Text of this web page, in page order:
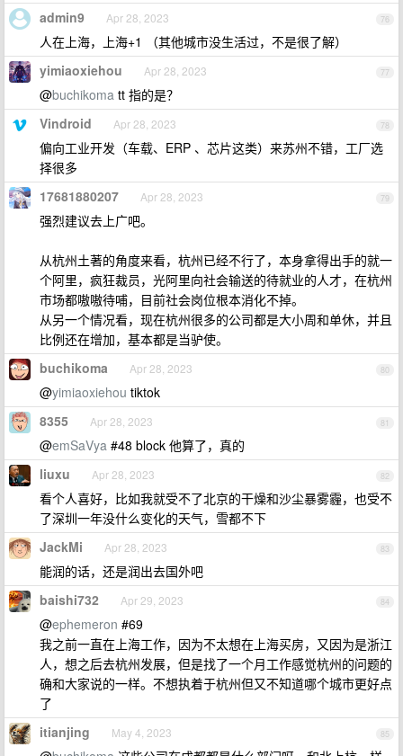
76
admin9 Apr 28, 2023
人在上海，上海+1 （其他城市没生活过，不是很了解）
77
yimiaoxiehou Apr 28, 2023
@buchikoma tt 指的是？
78
Vindroid Apr 28, 2023
偏向工业开发（车载、ERP 、芯片这类）来苏州不错，工厂选
择很多
79
17681880207 Apr 28, 2023
强烈建议去上广吧。
从杭州土著的角度来看，杭州已经不行了，本身拿得出手的就一
个阿里，疯狂裁员，光阿里向社会输送的待就业的人才，在杭州
市场都嗷嗷待哺，目前社会岗位根本消化不掉。
从另一个情况看，现在杭州很多的公司都是大小周和单休，并且
比例还在增加，基本都是当驴使。
80
buchikoma Apr 28, 2023
@yimiaoxiehou tiktok
81
8355 Apr 28, 2023
@emSaVya #48 block 他算了，真的
82
liuxu Apr 28, 2023
看个人喜好，比如我就受不了北京的干燥和沙尘暴雾霾，也受不
了深圳一年没什么变化的天气，雪都不下
83
JackMi Apr 28, 2023
能润的话，还是润出去国外吧
84
baishi732 Apr 29, 2023
@ephemeron #69
我之前一直在上海工作，因为不太想在上海买房，又因为是浙江
人，想之后去杭州发展，但是找了一个月工作感觉杭州的问题的
确和大家说的一样。不想执着于杭州但又不知道哪个城市更好点
了
85
itianjing May 4, 2023